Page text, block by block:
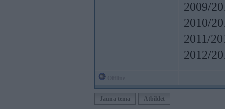
2009/
2010/
2011/
2012/
Jauna tēma Atbildēt